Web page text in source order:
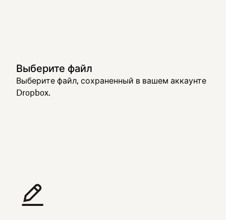
Выберите файл
Выберите файл, сохраненный в вашем аккаунте
Dropbox.